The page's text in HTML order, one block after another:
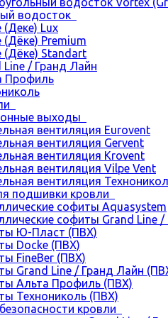
водосток
(Деке) Lux
(Дёке) Premium
(Дёке) Standart
Line / Гранд Лайн
Профиль
выходы
вентиляция Eurovent
вентиляция Gervent
вентиляция Krovent
вентиляция Vilpe Vent
вентиляция
подшивки кровли
софиты Aquasystem
софиты Grand Line /
Ю-Пласт (ПВХ)
Docke (ПВХ)
FineBer (ПВХ)
Grand Line / Гранд Лайн
Альта Профиль (ПВХ)
Технониколь (ПВХ)
кровли